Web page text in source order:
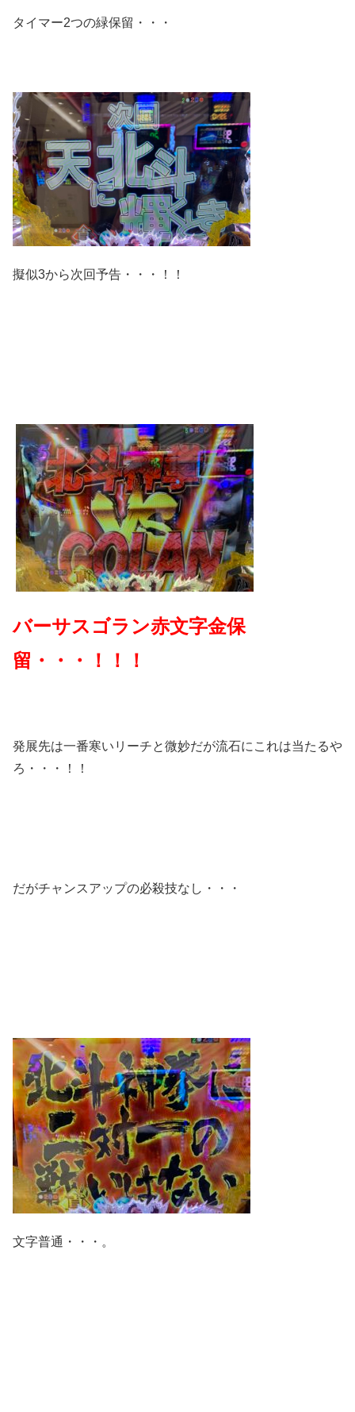
タイマー2つの緑保留・・・
擬似3から次回予告・・・！！
バーサスゴラン赤文字金保
留・・・！！！
発展先は一番寒いリーチと微妙だが流石にこれは当たるや
ろ・・・！！
だがチャンスアップの必殺技なし・・・
文字普通・・・。